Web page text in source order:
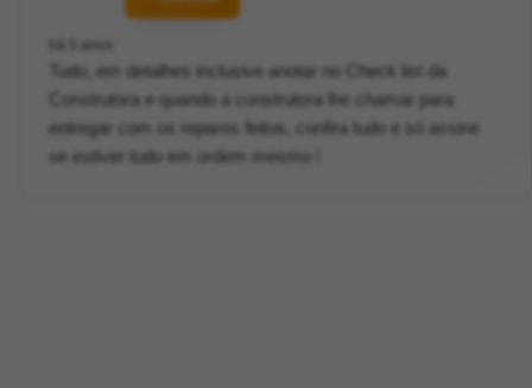
há 5 anos
Tudo, em detalhes inclusive anotar no Check list da
Construtora e quando a construtora lhe chamar para
entregar com os reparos feitos, confira tudo e só assine
se estiver tudo em ordem mesmo !